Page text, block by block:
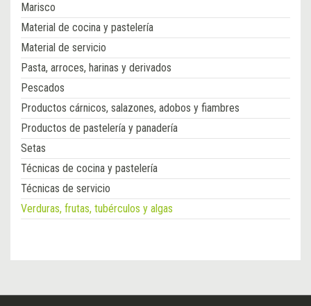
Marisco
Material de cocina y pastelería
Material de servicio
Pasta, arroces, harinas y derivados
Pescados
Productos cárnicos, salazones, adobos y fiambres
Productos de pastelería y panadería
Setas
Técnicas de cocina y pastelería
Técnicas de servicio
Verduras, frutas, tubérculos y algas